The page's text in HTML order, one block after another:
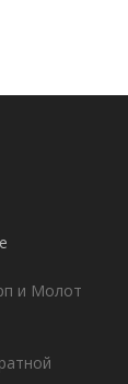
и Молот